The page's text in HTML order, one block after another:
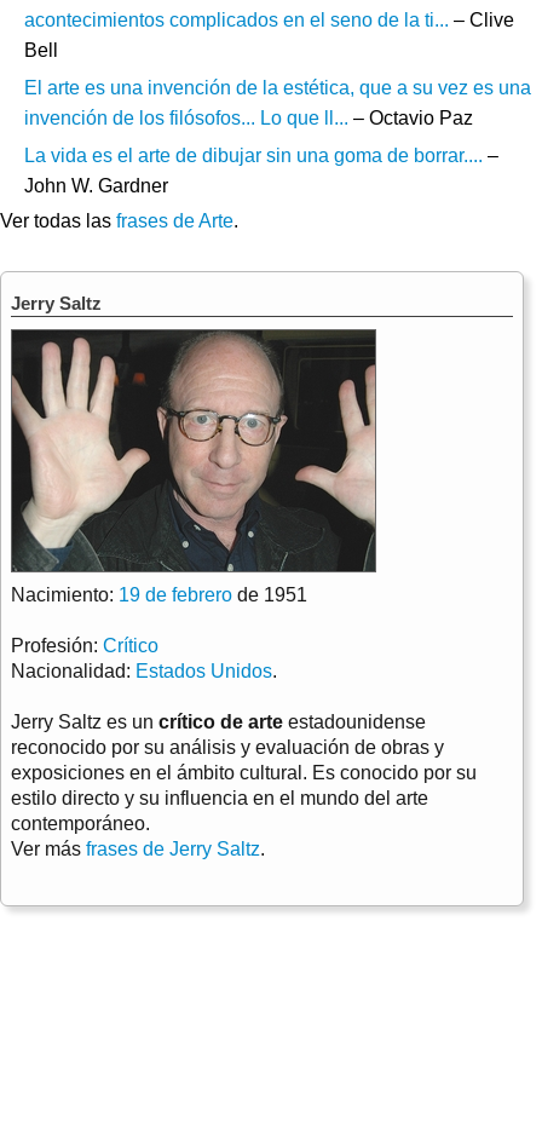
acontecimientos complicados en el seno de la ti... – Clive
Bell
El arte es una invención de la estética, que a su vez es una
invención de los filósofos... Lo que ll... – Octavio Paz
La vida es el arte de dibujar sin una goma de borrar.... –
John W. Gardner
Ver todas las frases de Arte.
Jerry Saltz
Nacimiento: 19 de febrero de 1951
Profesión: Crítico
Nacionalidad: Estados Unidos.
Jerry Saltz es un crítico de arte estadounidense
reconocido por su análisis y evaluación de obras y
exposiciones en el ámbito cultural. Es conocido por su
estilo directo y su influencia en el mundo del arte
contemporáneo.
Ver más frases de Jerry Saltz.